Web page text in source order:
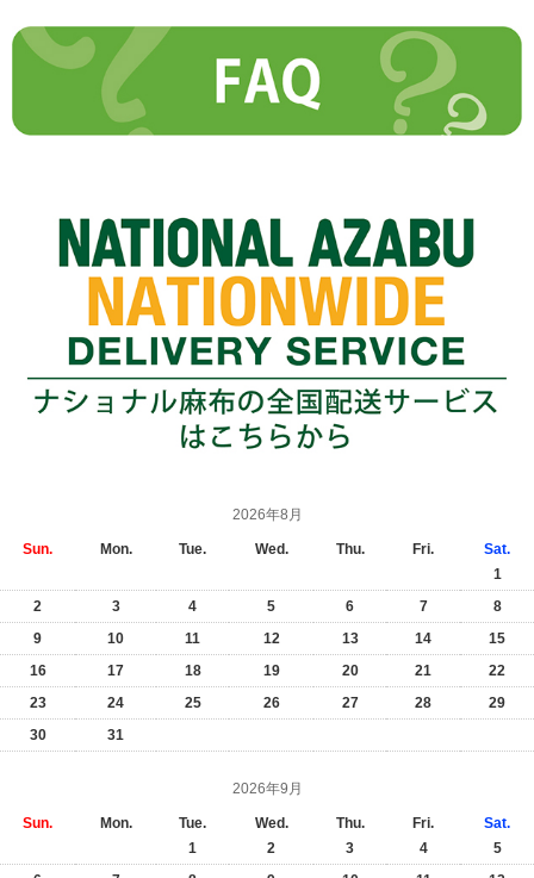
2026年8月
Sun. Mon. Tue. Wed. Thu. Fri.
Sat.
1
2
3 4 5 6 7
8
9
10 11 12 13 14
15
16
17 18 19 20 21
22
23
24 25 26 27 28
29
30
31
2026年9月
Sun. Mon. Tue. Wed. Thu. Fri.
Sat.
1
2 3 4
5